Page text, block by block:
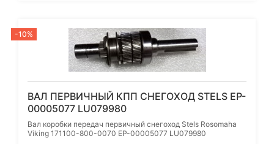
-10%
ВАЛ ПЕРВИЧНЫЙ КПП СНЕГОХОД STELS EP-
00005077 LU079980
Вал коробки передач первичный снегоход Stels Rosomaha
Viking 171100-800-0070 EP-00005077 LU079980